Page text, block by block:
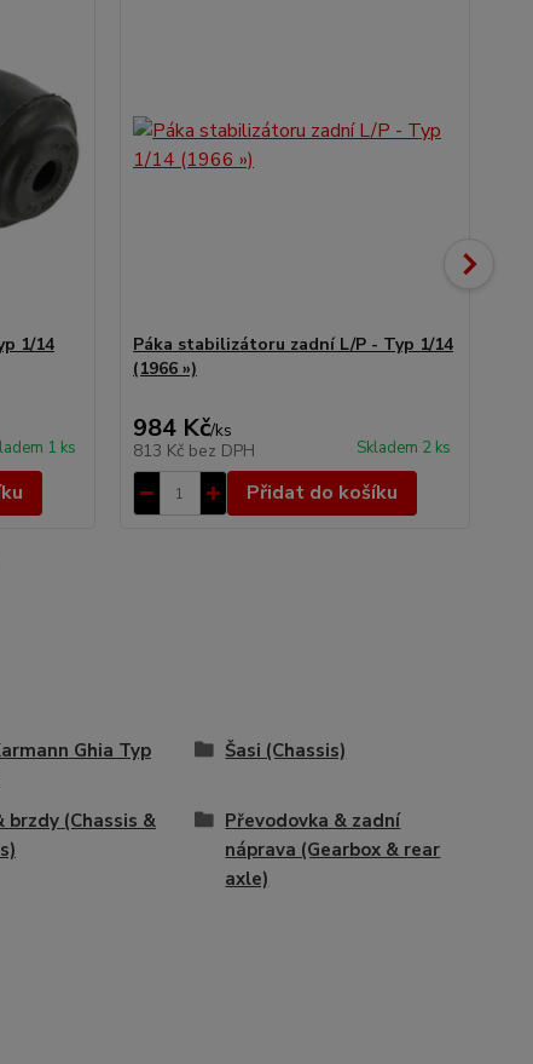
1/14
1 ks
Páka stabilizátoru zadní L/P - Typ 1/14
(1966 »)
984 Kč/ks
813 Kč bez DPH Skladem 2 ks
Přidat do košíku
Ghia Typ
Šasi (Chassis)
brzdy (Chassis &
Převodovka & zadní
náprava (Gearbox & rear
axle)